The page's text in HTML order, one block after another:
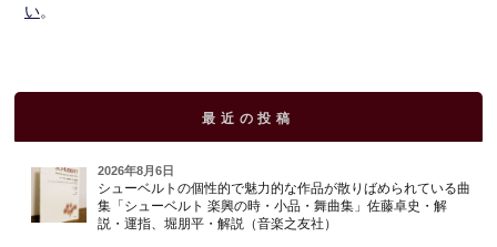
い。
最近の投稿
2026年8月6日
シューベルトの個性的で魅力的な作品が散りばめられている曲
集「シューベルト 楽興の時・小品・舞曲集」佐藤卓史・解
説・運指、堀朋平・解説（音楽之友社）